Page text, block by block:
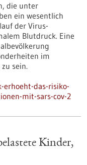
die unter
ein wesentlich
der Virus-
Blutdruck. Eine
im
sein.
das-risiko-
mit-sars-cov-2
Kinder,